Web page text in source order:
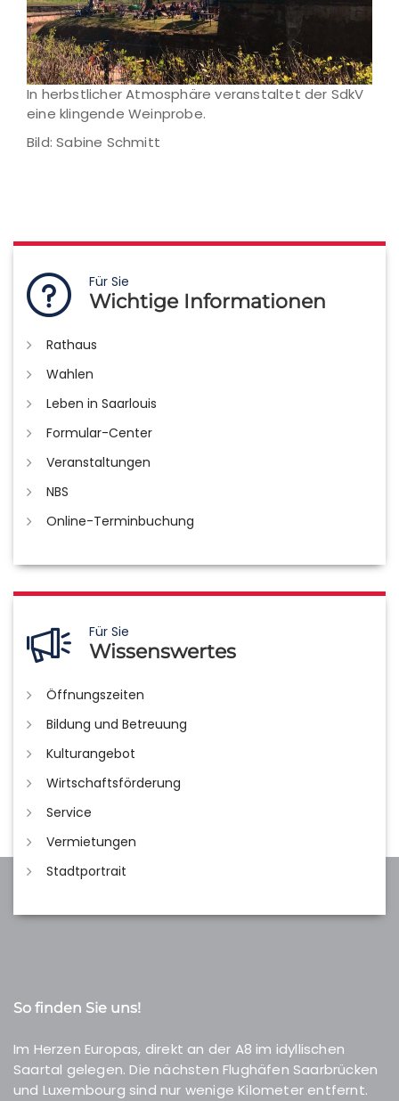
In herbstlicher Atmosphäre veranstaltet der SdkV
eine klingende Weinprobe.
Bild: Sabine Schmitt
Für Sie
Wichtige Informationen
Rathaus
Wahlen
Leben in Saarlouis
Formular-Center
Veranstaltungen
NBS
Online-Terminbuchung
Für Sie
Wissenswertes
Öffnungszeiten
Bildung und Betreuung
Kulturangebot
Wirtschaftsförderung
Service
Vermietungen
Stadtportrait
So finden Sie uns!
Im Herzen Europas, direkt an der A8 im idyllischen
Saartal gelegen. Die nächsten Flughäfen Saarbrücken
und Luxembourg sind nur wenige Kilometer entfernt.